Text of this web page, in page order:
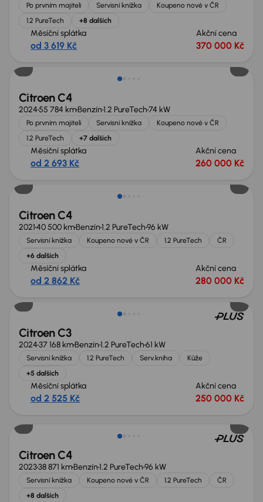
Po prvním majiteli Servisní knížka
Koupeno nové v ČR
1.2 PureTech
+8 dalších
Měsíční splátka
od 3 619 Kč
Akční cena
370 000 Kč
Zlevněno o 10 000 Kč
Citroen C4
202455 784 kmBenzín1.2 PureTech74 kW
Po prvním majiteli Servisní knížka
Koupeno nové v ČR
1.2 PureTech
+7 dalších
Měsíční splátka
od 2 693 Kč
Akční cena
260 000 Kč
Zlevněno o 40 000 Kč
Citroen C4
202140 500 kmBenzín1.2 PureTech96 kW
Servisní knížka Koupeno nové v ČR 1.2 PureTech
ČR
+6 dalších
Měsíční splátka
od 2 862 Kč
Akční cena
280 000 Kč
Zlevněno o 30 000 Kč
Citroen C3
202437 168 kmBenzín1.2 PureTech61 kW
Servisní knížka 1.2 PureTech Serv.kniha
Kůže
+5 dalších
Měsíční splátka
od 2 525 Kč
Akční cena
250 000 Kč
Citroen C4
202338 871 kmBenzín1.2 PureTech96 kW
Servisní knížka Koupeno nové v ČR 1.2 PureTech
ČR
+8 dalších